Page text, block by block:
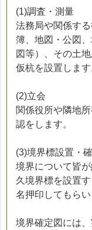
(1)調査・測量
法務局や関係す
簿、地図・公図
図等）、その土
仮杭を設置します
(2)立会
関係役所や隣地
認をします。
(3)境界標設置・
境界について皆
久境界標を設置
名押印してもらい
境界確定図には